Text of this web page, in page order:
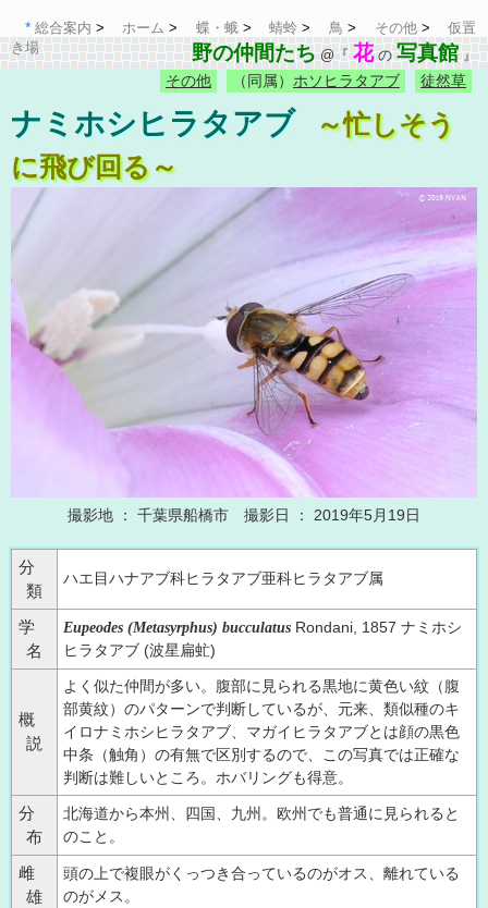
総合案内 ホーム 蝶・蛾 蜻蛉 鳥 その他
仮置
き場
野の仲間たち@『花の 写真館』
徒然草
（同属） ホソヒラタアブ
その他
ナミホシヒラタアブ
～忙しそう
に飛び回る～
撮影地 ： 千葉県船橋市 撮影日 ： 2019年5月19日
分
類
ハエ目ハナアブ科ヒラタアブ亜科ヒラタアブ属
学
名
Eupeodes (Metasyrphus) bucculatus Rondani, 1857 ナミホシ
ヒラタアブ (波星扁虻)
概
説
よく似た仲間が多い。腹部に見られる黒地に黄色い紋（腹
部黄紋）のパターンで判断しているが、元来、類似種のキ
イロナミホシヒラタアブ、マガイヒラタアブとは顔の黒色
中条（触角）の有無で区別するので、この写真では正確な
判断は難しいところ。ホバリングも得意。
分
布
北海道から本州、四国、九州。欧州でも普通に見られると
のこと。
雌
雄
頭の上で複眼がくっつき合っているのがオス、離れている
のがメス。